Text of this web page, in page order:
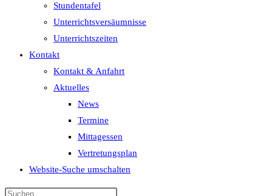
Stundentafel
Unterrichtsversäumnisse
Unterrichtszeiten
Kontakt
Kontakt & Anfahrt
Aktuelles
News
Termine
Mittagessen
Vertretungsplan
Website-Suche umschalten